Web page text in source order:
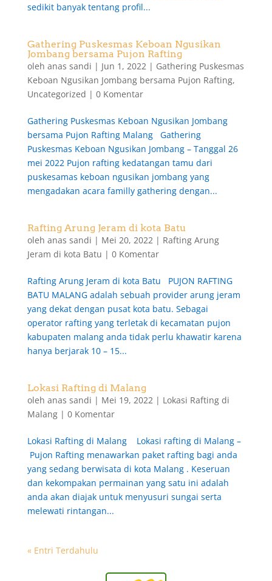
sedikit banyak tentang profil...
Gathering Puskesmas Keboan Ngusikan
Jombang bersama Pujon Rafting
oleh anas sandi | Jun 1, 2022| Gathering Puskesmas
Keboan Ngusikan Jombang bersama Pujon Rafting,
Uncategorized | 0 Komentar
Gathering Puskesmas Keboan Ngusikan Jombang
bersama Pujon Rafting Malang Gathering
Puskesmas Keboan Ngusikan Jombang – Tanggal 26
mei 2022 Pujon rafting kedatangan tamu dari
puskesamas keboan ngusikan jombang yang
mengadakan acara familly gathering dengan...
Rafting Arung Jeram di kota Batu
oleh anas sandi | Mei 20, 2022| Rafting Arung
Jeram di kota Batu | 0 Komentar
Rafting Arung Jeram di kota Batu PUJON RAFTING
BATU MALANG adalah sebuah provider arung jeram
yang dekat dengan pusat kota batu. Sebagai
operator rafting yang terletak di kecamatan pujon
kabupaten malang anda tidak perlu khawatir karena
hanya berjarak 10 – 15...
Lokasi Rafting di Malang
oleh anas sandi | Mei 19, 2022| Lokasi Rafting di
Malang| 0 Komentar
Lokasi Rafting di Malang Lokasi rafting di Malang –
Pujon Rafting menawarkan paket rafting bagi anda
yang sedang berwisata di kota Malang . Keseruan
dan kekompakan permainan yang satu ini adalah
anda akan diajak untuk menyusuri sungai serta
melewati rintangan...
« Entri Terdahulu